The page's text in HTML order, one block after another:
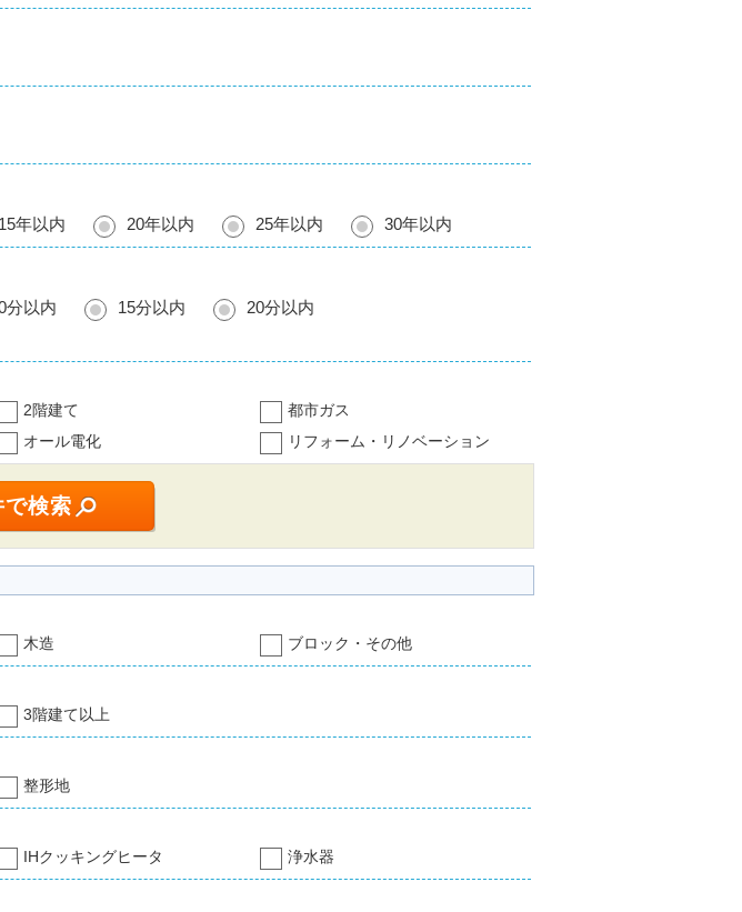
15年以内 20年以内 25年以内 30年以内
分以内 15分以内 20分以内
2階建て
都市ガス
オール電化 リフォーム・リノベーション
木造 ブロック・その他
3階建て以上
整形地
IHクッキングヒータ 浄水器